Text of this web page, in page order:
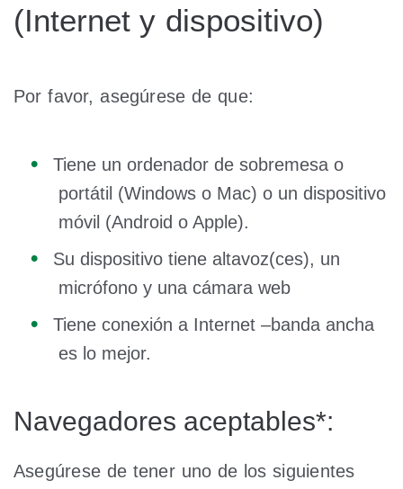
(Internet y dispositivo)
Por favor, asegúrese de que:
Tiene un ordenador de sobremesa o
portátil (Windows o Mac) o un dispositivo
móvil (Android o Apple).
Su dispositivo tiene altavoz(ces), un
micrófono y una cámara web
Tiene conexión a Internet –banda ancha
es lo mejor.
Navegadores aceptables*:
Asegúrese de tener uno de los siguientes